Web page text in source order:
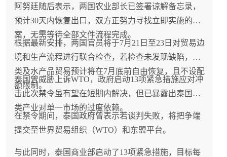
阿努廷随后表示，两国农业部长已签署谅解备忘录，
预计30天内恢复出口，双方正努力寻找立即实施的方
案，无需等待全部文件流程完成。
根据最新安排，两国官员将于7月21日至23日对贸易边
境和生产流程进行联合检查，若检查未发现缺陷，虾
类及水产品贸易预计将在7月底前自由恢复，且不设配
额限制。
泰国曾威胁上诉WTO，政府启动13项紧急措施应对冲
击此次禁令虽有望在短期内解决，但已暴露出泰国虾
类产业对单一市场的过度依赖。
在禁令期间，泰国政府曾表示若谈判失败，将把争端
提交至世界贸易组织（WTO）和东盟平台。
与此同时，泰国商业部启动了13项紧急措施，目标每